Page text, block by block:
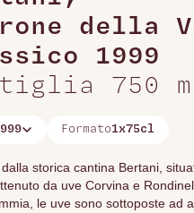
della
1999
750
Formato1x75cl
storica cantina Bertani,
da uve Corvina e
le uve sono sottoposte ad